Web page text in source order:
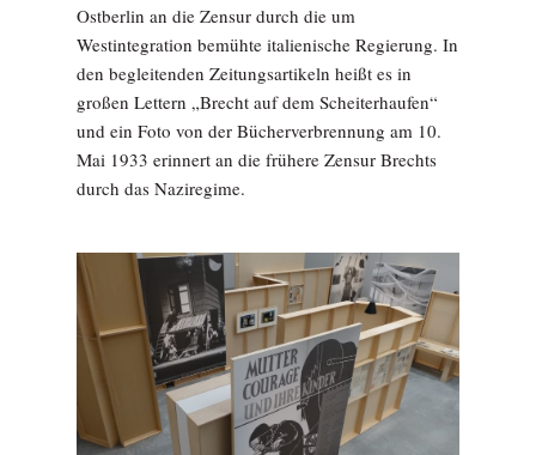
Ostberlin an die Zensur durch die um
Westintegration bemühte italienische Regierung. In
den begleitenden Zeitungsartikeln heißt es in
großen Lettern „Brecht auf dem Scheiterhaufen“
und ein Foto von der Bücherverbrennung am 10.
Mai 1933 erinnert an die frühere Zensur Brechts
durch das Naziregime.